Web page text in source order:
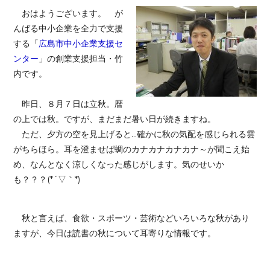
おはようございます。 が
んばる中小企業を全力で支援
する「広島市中小企業支援セ
ンター 」の創業支援担当・竹
内です。
昨日、８月７日は立秋。暦
の上では秋。ですが、まだまだ暑い日が続きますね。
ただ、夕方の空を見上げると...確かに秋の気配を感じられる雲
がちらほら。耳を澄ませば蜩のカナカナカナカナ～が聞こえ始
め、なんとなく涼しくなった感じがします。気のせいか
も？？？(*´▽｀*)
秋と言えば、食欲・スポーツ・芸術などいろいろな秋があり
ますが、今日は読書の秋について耳寄りな情報です。